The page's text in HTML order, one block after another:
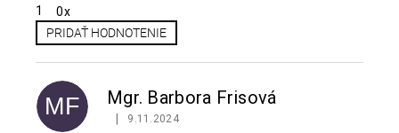
1
0x
PRIDAŤ HODNOTENIE
p
i MF Mgr. Barbora Frisová
Hodnotenie produktu je 5 z 5 hviezdičiek.
9.11.2024